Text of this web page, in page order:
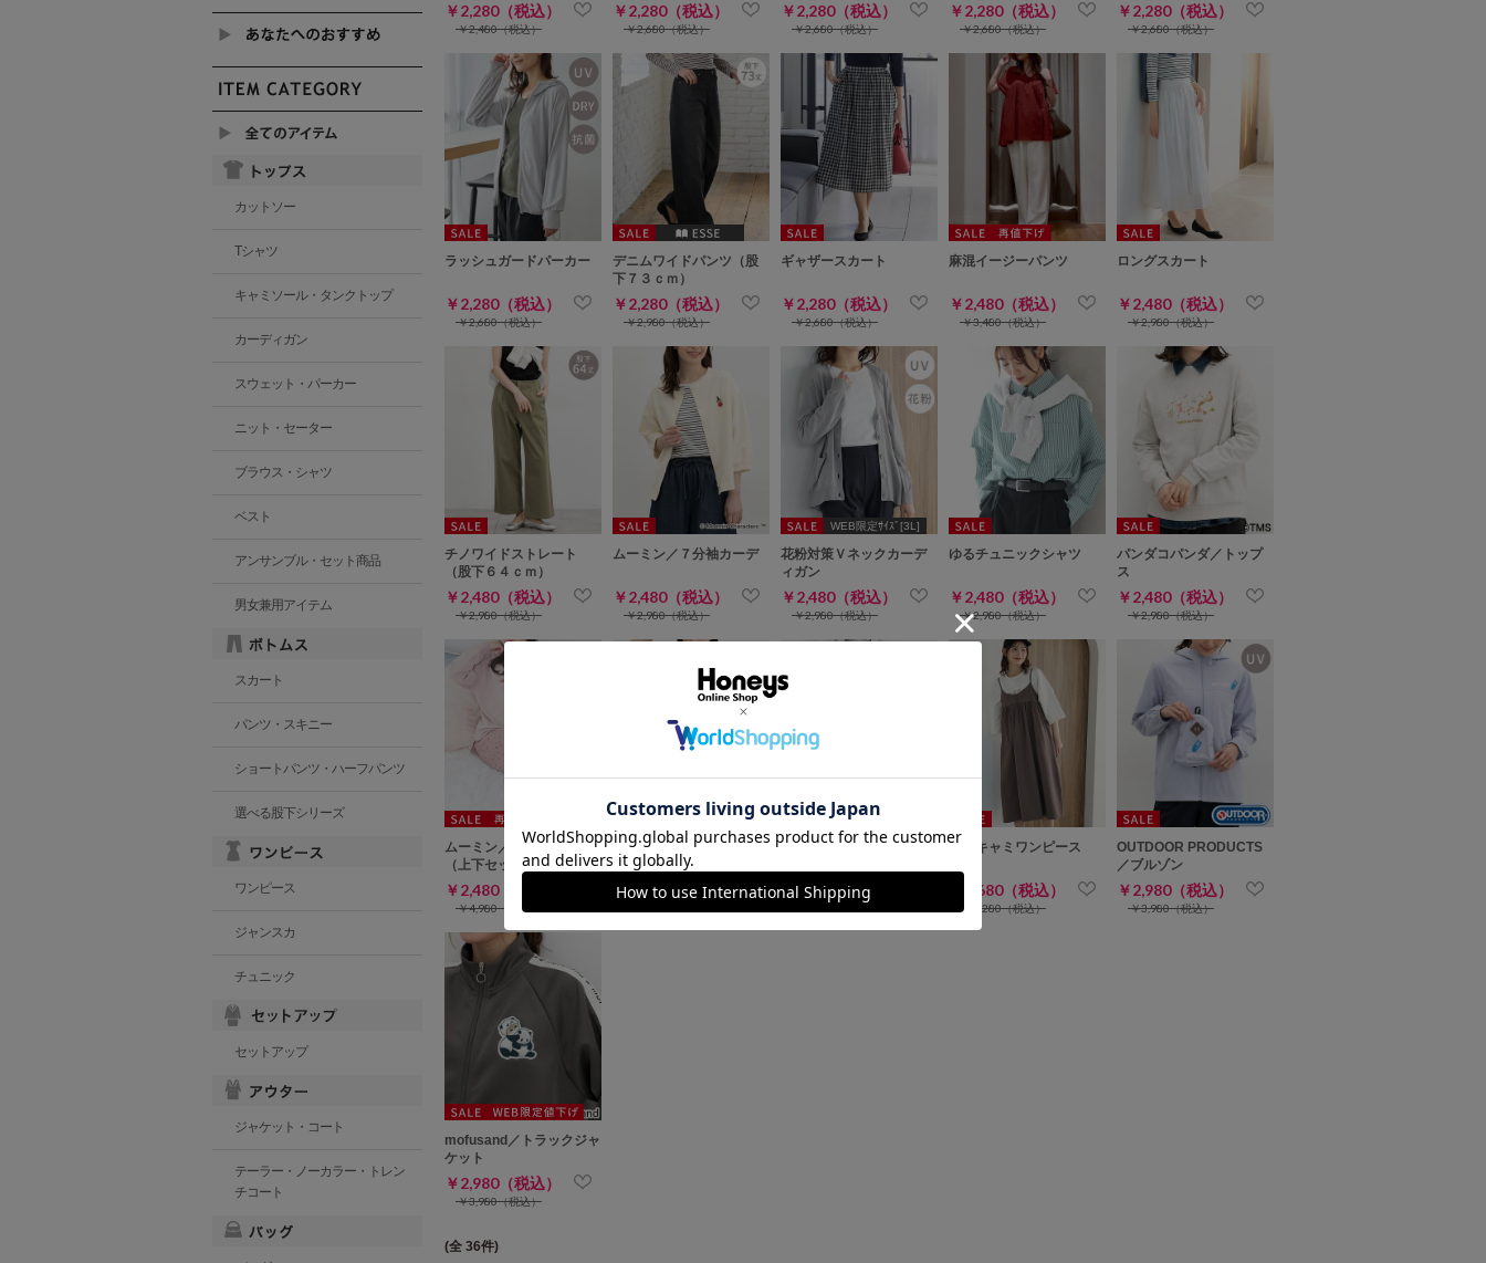
￥2,280（税込）
￥2,480（税込）
￥2,280（税込）
￥2,680（税込）
￥2,280（税込）
￥2,680（税込）
￥2,280（税込）
￥2,680（税込）
￥2,280（税込）
￥2,680（税込）
ラッシュガードパーカー
￥2,280（税込）
￥2,680（税込）
デニムワイドパンツ（股
下７３ｃｍ）
￥2,280（税込）
￥2,980（税込）
ギャザースカート
￥2,280（税込）
￥2,680（税込）
麻混イージーパンツ
￥2,480（税込）
￥3,480（税込）
ロングスカート
￥2,480（税込）
￥2,980（税込）
チノワイドストレート
（股下６４ｃｍ）
￥2,480（税込）
￥2,980（税込）
ムーミン／７分袖カーデ
￥2,480（税込）
￥2,980（税込）
WEB限定ｻｲｽﾞ[3L]
花粉対策Ｖネックカーデ
ィガン
￥2,480（税込）
￥2,980（税込）
ゆるチュニックシャツ
￥2,480（税込）
￥2,980（税込）
パンダコパンダ／トップ
ス
￥2,480（税込）
￥2,980（税込）
ムーミン／ルームウェア
（上下セット）
￥2,480（税込）
￥4,980（税込）
ヒアルロン酸トッパーカ
ーデ
￥2,480（税込）
チノワイドストレート
￥2,480（税込）
切替キャミワンピース
￥2,680（税込）
￥3,280（税込）
OUTDOOR PRODUCTS
／ブルゾン
￥2,980（税込）
￥3,980（税込）
mofusand／トラックジャ
ケット
￥2,980（税込）
￥3,980（税込）
(全 36件)
カットソー
Tシャツ
キャミソール・タンクトップ
カーディガン
スウェット・パーカー
ニット・セーター
ブラウス・シャツ
ベスト
アンサンブル・セット商品
男女兼用アイテム
スカート
パンツ・スキニー
ショートパンツ・ハーフパンツ
選べる股下シリーズ
ワンピース
ジャンスカ
チュニック
セットアップ
ジャケット・コート
テーラー・ノーカラー・トレン
チコート